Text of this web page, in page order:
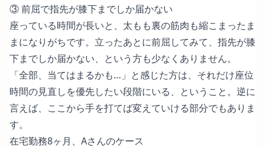
③ 前屈で指先が膝下までしか届かない
座っている時間が長いと、太もも裏の筋肉も縮こまったま
まになりがちです。立ったあとに前屈してみて、指先が膝
下までしか届かない、という方も少なくありません。
「全部、当てはまるかも…」と感じた方は、それだけ座位
時間の見直しを優先したい段階にいる、ということ。逆に
言えば、ここから手を打てば変えていける部分でもありま
す。
在宅勤務8ヶ月、Aさんのケース